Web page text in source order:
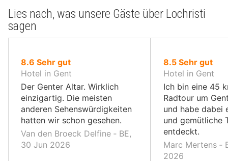
Lies nach, was unsere Gäste über Lochristi
sagen
8.6 von
10,
Sehr gut
Hotel in Gent
Der Genter Altar. Wirklich
einzigartig. Die meisten
anderen Sehenswürdigkeiten
hatten wir schon gesehen.
Van den Broeck Delfine ‐ BE,
30 Jun 2026
8.5von
10,
Sehr gut
Hotel in Gent
Ich bin eine 45
Radtour um
und habe dabei
und gemütliche
entdeckt.
Marc Mertens ‐
2026